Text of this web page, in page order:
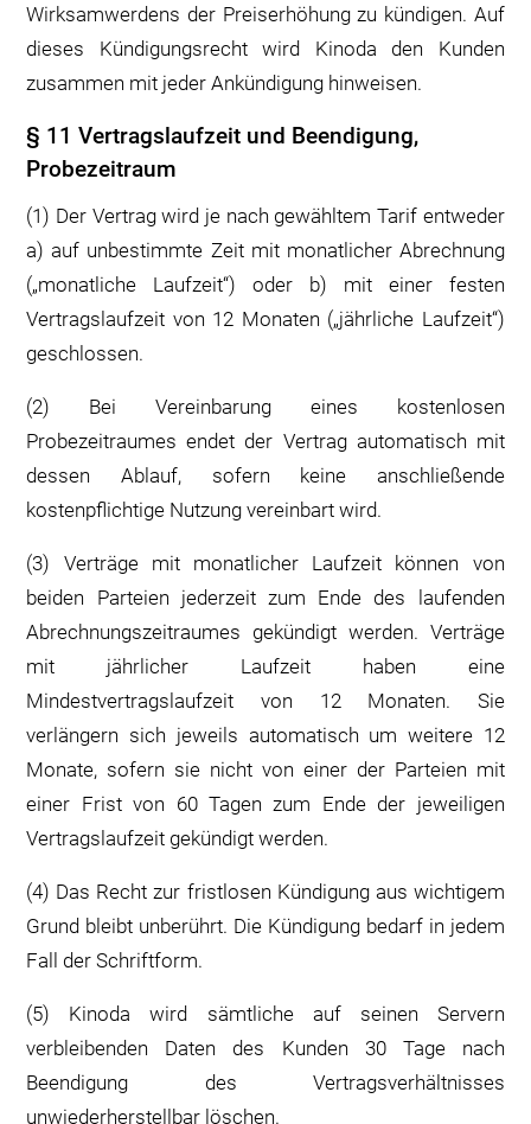
Wirksamwerdens der Preiserhöhung zu kündigen. Auf
dieses Kündigungsrecht wird Kinoda den Kunden
zusammen mit jeder Ankündigung hinweisen.
§ 11 Vertragslaufzeit und Beendigung,
Probezeitraum
(1) Der Vertrag wird je nach gewähltem Tarif entweder
a) auf unbestimmte Zeit mit monatlicher Abrechnung
(„monatliche Laufzeit“) oder b) mit einer festen
Vertragslaufzeit von 12 Monaten („jährliche Laufzeit“)
geschlossen.
(2) Bei Vereinbarung eines kostenlosen
Probezeitraumes endet der Vertrag automatisch mit
dessen Ablauf, sofern keine anschließende
kostenpflichtige Nutzung vereinbart wird.
(3) Verträge mit monatlicher Laufzeit können von
beiden Parteien jederzeit zum Ende des laufenden
Abrechnungszeitraumes gekündigt werden. Verträge
mit jährlicher Laufzeit haben eine
Mindestvertragslaufzeit von 12 Monaten. Sie
verlängern sich jeweils automatisch um weitere 12
Monate, sofern sie nicht von einer der Parteien mit
einer Frist von 60 Tagen zum Ende der jeweiligen
Vertragslaufzeit gekündigt werden.
(4) Das Recht zur fristlosen Kündigung aus wichtigem
Grund bleibt unberührt. Die Kündigung bedarf in jedem
Fall der Schriftform.
(5) Kinoda wird sämtliche auf seinen Servern
verbleibenden Daten des Kunden 30 Tage nach
Beendigung des Vertragsverhältnisses
unwiederherstellbar löschen.